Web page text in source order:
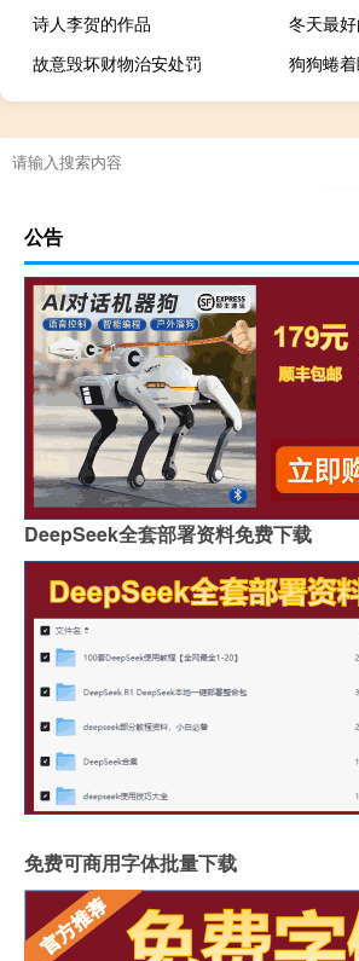
诗人李贺的作品
冬天最
故意毁坏财物治安处罚
狗狗蜷
公告
DeepSeek全套部署资料免费下载
免费可商用字体批量下载